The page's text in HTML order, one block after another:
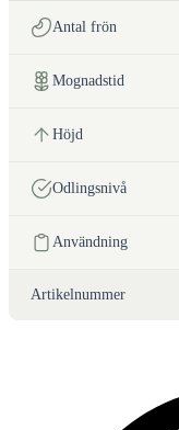
Antal frön
Mognadstid
Höjd
Odlingsnivå
Användning
Artikelnummer